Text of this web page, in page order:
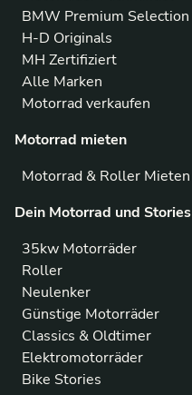
BMW Premium Selection
H-D Originals
MH Zertifiziert
Alle Marken
Motorrad verkaufen
Motorrad mieten
Motorrad & Roller Mieten
Dein Motorrad und Stories
35kw Motorräder
Roller
Neulenker
Günstige Motorräder
Classics & Oldtimer
Elektromotorräder
Bike Stories